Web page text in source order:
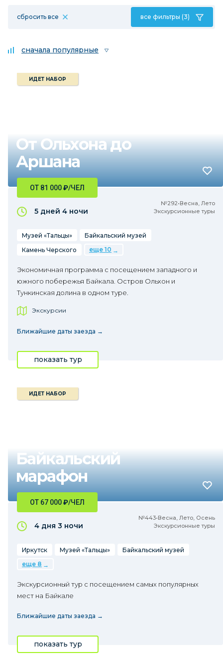
сбросить все все фильтры (3)
сначала популярные
От Ольхона до
Аршана
ИДЕТ НАБОР
№292•Весна, Лето
Экскурсионные туры
ОТ 81 000₽/ЧЕЛ
5 дней 4 ночи
Музей «Тальцы»
Байкальский музей
Камень Черского
еще 10
Экономичная программа с посещением западного и
южного побережья Байкала. Остров Ольхон и
Тункинская долина в одном туре.
Экскурсии
Ближайшие даты заезда →
показать тур
Байкальский
марафон
ИДЕТ НАБОР
№443•Весна, Лето, Осень
Экскурсионные туры
ОТ 67 000₽/ЧЕЛ
4 дня 3 ночи
Иркутск Музей «Тальцы»
Байкальский музей
еще 8
Экскурсионный тур с посещением самых популярных
мест на Байкале
Ближайшие даты заезда →
показать тур